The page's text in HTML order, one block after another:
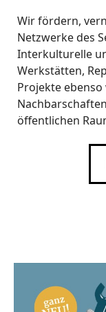
Wir fördern,
Netzwerke des
Interkulturelle
Werkstätten,
Projekte
öffentlichen